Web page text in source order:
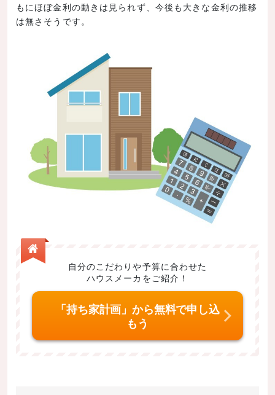
もにほぼ金利の動きは見られず、今後も大きな金利の推移
は無さそうです。
自分のこだわりや予算に合わせた
ハウスメーカをご紹介！
「持ち家計画」から無料で申し込
もう